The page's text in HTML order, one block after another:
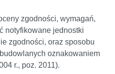
zgodności, wymagań,
notyfikowane jednostki
zgodności, oraz sposobu
oznakowaniem
r., poz. 2011).